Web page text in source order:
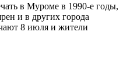
в Муроме в 1990-е годы,
и в других города
8 июля и жители